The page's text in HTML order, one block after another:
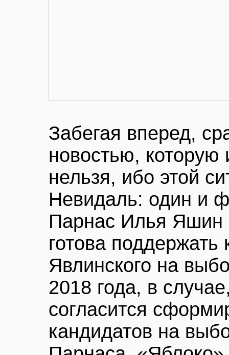
Забегая вперед,
новостью, которую
нельзя, ибо этой
Невидаль: один и
Парнас Илья Яшин
готова поддержать
Явлинского на
2018 года, в
согласится
кандидатов на